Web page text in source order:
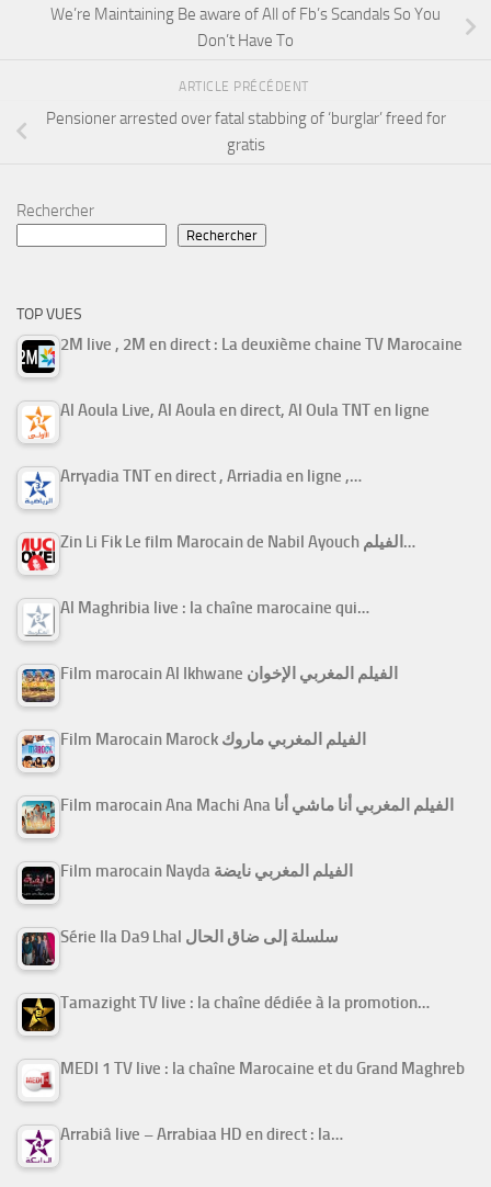
We’re Maintaining Be aware of All of Fb’s Scandals So You
Don’t Have To
ARTICLE PRÉCÉDENT
Pensioner arrested over fatal stabbing of ‘burglar’ freed for
gratis
Rechercher
Rechercher
TOP VUES
2M live , 2M en direct : La deuxième chaine TV Marocaine
Al Aoula Live, Al Aoula en direct, Al Oula TNT en ligne
Arryadia TNT en direct , Arriadia en ligne ,…
Zin Li Fik Le film Marocain de Nabil Ayouch الفيلم…
Al Maghribia live : la chaîne marocaine qui…
Film marocain Al Ikhwane الفيلم المغربي الإخوان
Film Marocain Marock الفيلم المغربي ماروك
Film marocain Ana Machi Ana الفيلم المغربي أنا ماشي أنا
Film marocain Nayda الفيلم المغربي نايضة
Série Ila Da9 Lhal سلسلة إلى ضاق الحال
Tamazight TV live : la chaîne dédiée à la promotion…
MEDI 1 TV live : la chaîne Marocaine et du Grand Maghreb
Arrabiâ live – Arrabiaa HD en direct : la…